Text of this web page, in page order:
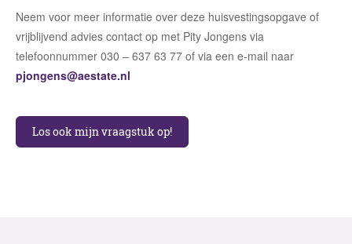
Neem voor meer informatie over deze huisvestingsopgave of
vrijblijvend advies contact op met Pity Jongens via
telefoonnummer 030 – 637 63 77 of via een e-mail naar
pjongens@aestate.nl
Los ook mijn vraagstuk op!